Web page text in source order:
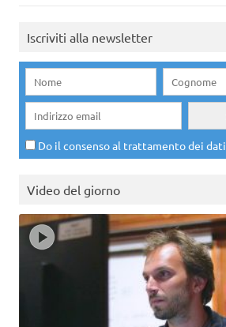
Iscriviti alla newsletter
Do il consenso al trattamento dei dati
Video del giorno